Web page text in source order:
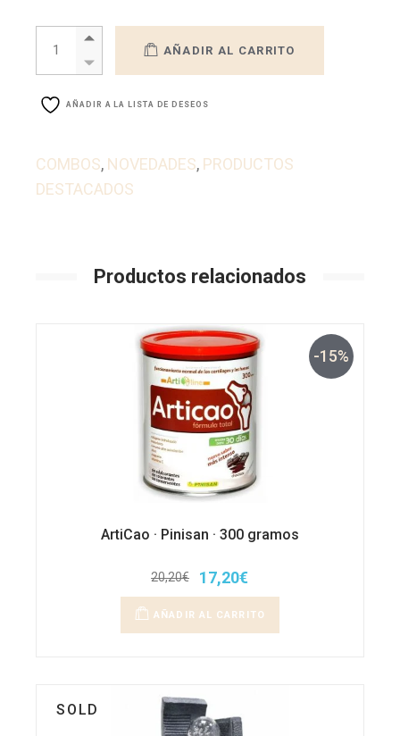
COMBO DRENA HIBISCUS + ANSI PLUS quantity
AÑADIR AL CARRITO
AÑADIR A LA LISTA DE DESEOS
COMBOS, NOVEDADES, PRODUCTOS
DESTACADOS
Productos relacionados
-15%
ArtiCao · Pinisan · 300 gramos
20,20€
El
precio
original
era:
17,20€
El
precio
actual
es:
AÑADIR AL CARRITO
SOLD